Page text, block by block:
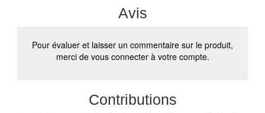
Avis
Pour évaluer et laisser un commentaire sur le produit,
merci de vous connecter à votre compte.
Contributions